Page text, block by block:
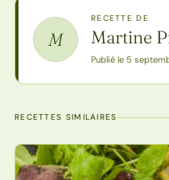
M
RECETTE DE
Martine
Publié le 5
RECETTES SIMILAIRES